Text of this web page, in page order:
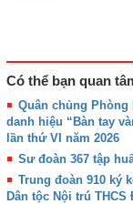
Có thể bạn quan
Quân chủng Phòng
danh hiệu “Bàn tay
lần thứ VI năm 2026
Sư đoàn 367 tập
Trung đoàn 910 ký
Dân tộc Nội trú THCS